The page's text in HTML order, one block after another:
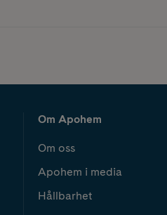
Om Apohem
Om oss
Apohem i media
Hållbarhet